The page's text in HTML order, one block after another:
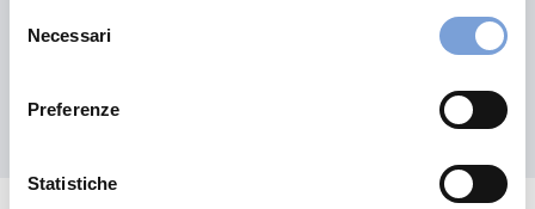
può trovare nel footer del sito nella sezione "Informativa
delNecessari
Preferenze
Statistiche
Hai bisogno di